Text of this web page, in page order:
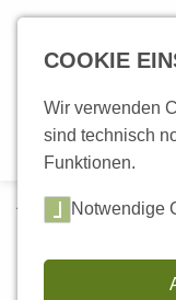
Tiervermittlung
COOKIE
Wir verwenden
sind technisch
Funktionen.
Notwendige